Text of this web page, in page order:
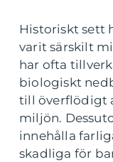
Historiskt sett
varit särskilt
har ofta
biologiskt
till överflödigt
miljön.
innehålla
skadliga för